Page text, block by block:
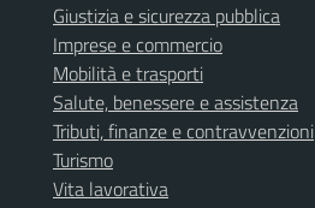
Giustizia e sicurezza pubblica
Imprese e commercio
Mobilità e trasporti
Salute, benessere e assistenza
Tributi, finanze e contravvenzioni
Turismo
Vita lavorativa